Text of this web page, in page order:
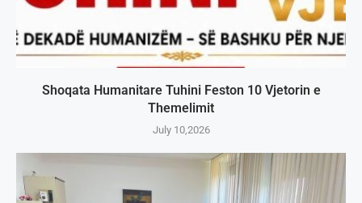
Shoqata Humanitare Tuhini Feston 10 Vjetorin e
Themelimit
July 10,2026